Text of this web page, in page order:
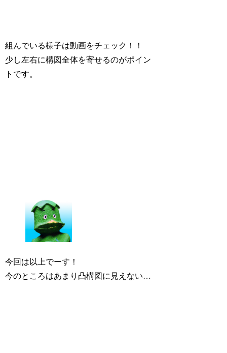
組んでいる様子は動画をチェック！！
少し左右に構図全体を寄せるのがポイン
トです。
今回は以上でーす！
今のところはあまり凸構図に見えない…